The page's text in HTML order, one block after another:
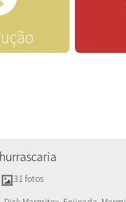
31 fotos